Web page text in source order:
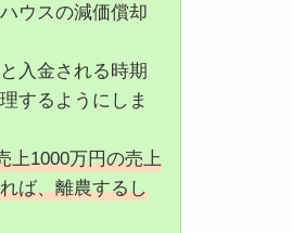
ウスの減価償却
入金される時期
するようにしま
上1000万円の売上
ば、離農するし